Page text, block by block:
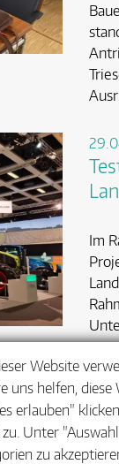
Im
< 1
Website
uns helfen,
erlauben"
zu. Unter
zu